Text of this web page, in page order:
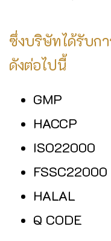
ซึ่งบริษัทได้รับก
ดังต่อไปนี้
GMP
HACCP
ISO22000
FSSC22000
HALAL
Q CODE